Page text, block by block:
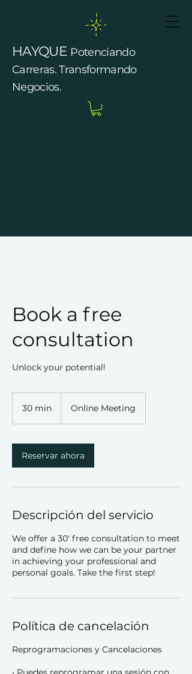
HAYQUE Potenciando
Carreras. Transformando
Negocios.
Book a free
consultation
Unlock your potential!
30 min
m
i
n
Online Meeting
Reservar ahora
Descripción del servicio
We offer a 30' free consultation to meet
and define how we can be your partner
in achieving your professional and
personal goals. Take the first step!
Política de cancelación
Reprogramaciones y Cancelaciones